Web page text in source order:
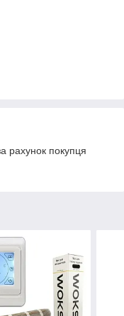
рахунок покупця